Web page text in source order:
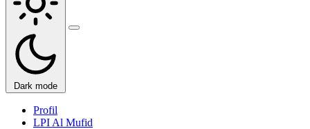
Dark mode
Buka
Profil
LPI Al Mufid